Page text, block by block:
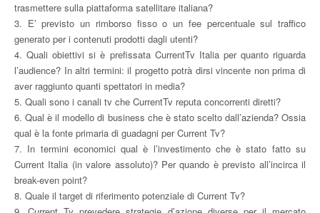
trasmettere sulla piattaforma satellitare italiana?
3. E’ previsto un rimborso fisso o un fee percentuale sul traffico
generato per i contenuti prodotti dagli utenti?
4. Quali obiettivi si è prefissata CurrentTv Italia per quanto riguarda
l’audience? In altri termini: il progetto potrà dirsi vincente non prima di
aver raggiunto quanti spettatori in media?
5. Quali sono i canali tv che CurrentTv reputa concorrenti diretti?
6. Qual è il modello di business che è stato scelto dall’azienda? Ossia
qual è la fonte primaria di guadagni per Current Tv?
7. In termini economici qual è l’investimento che è stato fatto su
Current Italia (in valore assoluto)? Per quando è previsto all’incirca il
break-even point?
8. Quale il target di riferimento potenziale di Current Tv?